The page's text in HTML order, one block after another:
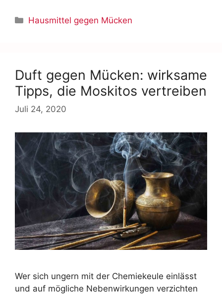
Hausmittel gegen Mücken
Duft gegen Mücken: wirksame
Tipps, die Moskitos vertreiben
Juli 24, 2020
Wer sich ungern mit der Chemiekeule einlässt
und auf mögliche Nebenwirkungen verzichten